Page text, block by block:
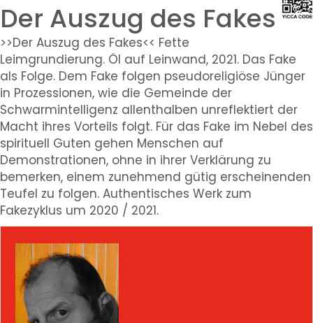
Der Auszug des Fakes
>>Der Auszug des Fakes<< Fette
Leimgrundierung. Öl auf Leinwand, 2021. Das Fake
als Folge. Dem Fake folgen pseudoreligiöse Jünger
in Prozessionen, wie die Gemeinde der
Schwarmintelligenz allenthalben unreflektiert der
Macht ihres Vorteils folgt. Für das Fake im Nebel des
spirituell Guten gehen Menschen auf
Demonstrationen, ohne in ihrer Verklärung zu
bemerken, einem zunehmend gütig erscheinenden
Teufel zu folgen. Authentisches Werk zum
Fakezyklus um 2020 / 2021.